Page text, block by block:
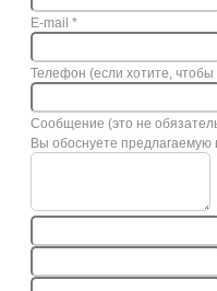
E-mail *
Телефон (если хотите,
Сообщение (это не
Вы обоснуете предлагаемую